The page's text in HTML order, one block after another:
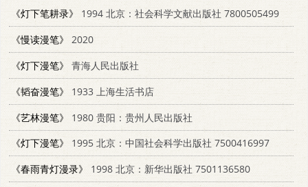
《灯下笔耕录》
1994 北京：社会科学文献出版社 7800505499
《慢读漫笔》
2020
《灯下漫笔》
青海人民出版社
《韬奋漫笔》
1933 上海生活书店
《艺林漫笔》
1980 贵阳：贵州人民出版社
《灯下漫笔》
1995 北京：中国社会科学出版社 7500416997
《春雨青灯漫录》
1998 北京：新华出版社 7501136580